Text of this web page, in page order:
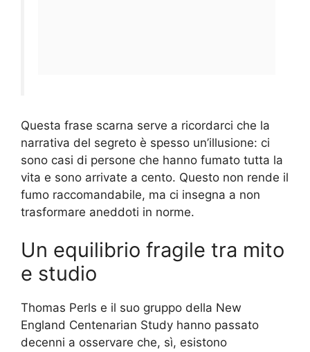
Questa frase scarna serve a ricordarci che la
narrativa del segreto è spesso un’illusione: ci
sono casi di persone che hanno fumato tutta la
vita e sono arrivate a cento. Questo non rende il
fumo raccomandabile, ma ci insegna a non
trasformare aneddoti in norme.
Un equilibrio fragile tra mito
e studio
Thomas Perls e il suo gruppo della New
England Centenarian Study hanno passato
decenni a osservare che, sì, esistono